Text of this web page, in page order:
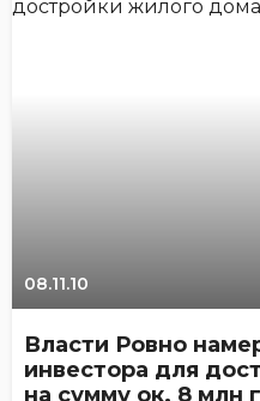
08.11.10
Власти Ровно
инвестора для
на сумму ок. 8 млн